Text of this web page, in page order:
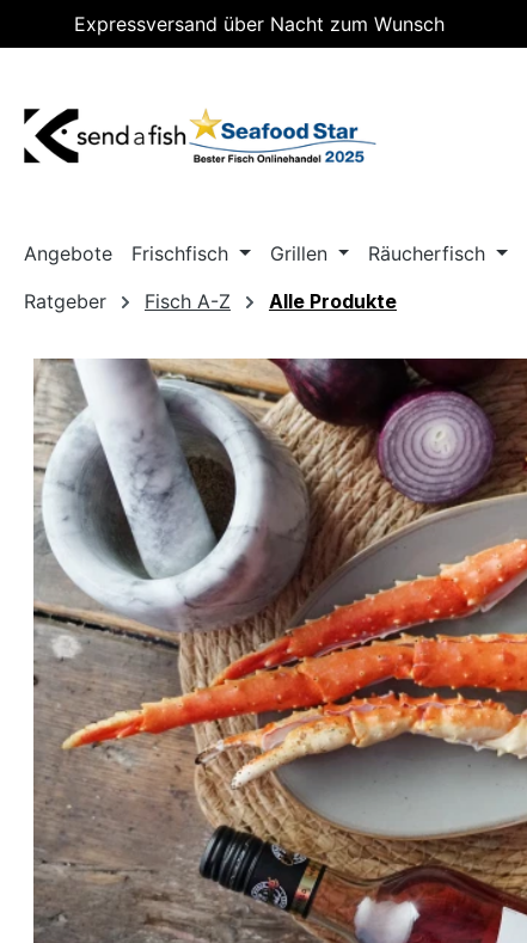
Hauptinhalt springen
Zur Suche springen
Zur Hauptnavigation springen
Expressversand über Nacht zum Wunsch
Angebote Frischfisch Grillen Räucherfisch
Ratgeber
Fisch A-Z Alle Produkte